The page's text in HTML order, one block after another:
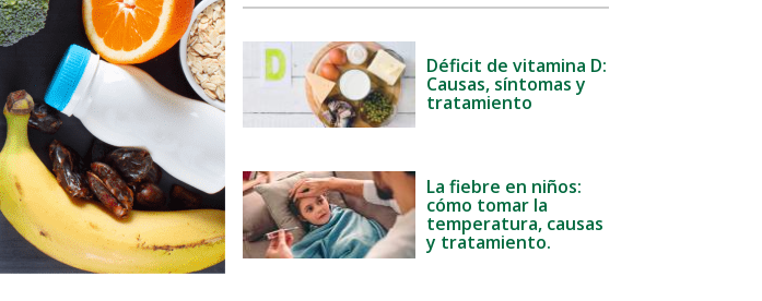
Déficit de vitamina D:
Causas, síntomas y
tratamiento
La fiebre en niños:
cómo tomar la
temperatura, causas
y tratamiento.